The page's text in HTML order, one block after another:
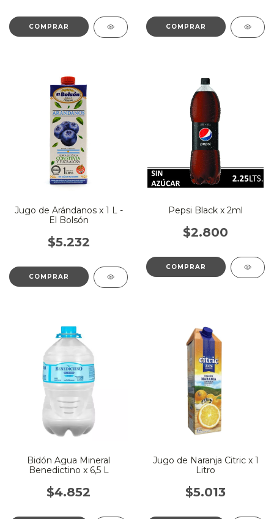
Jugo de Arándanos x 1 L -
El Bolsón
$5.232
Pepsi Black x 2ml
$2.800
Bidón Agua Mineral
Benedictino x 6,5 L
$4.852
Jugo de Naranja Citric x 1
Litro
$5.013